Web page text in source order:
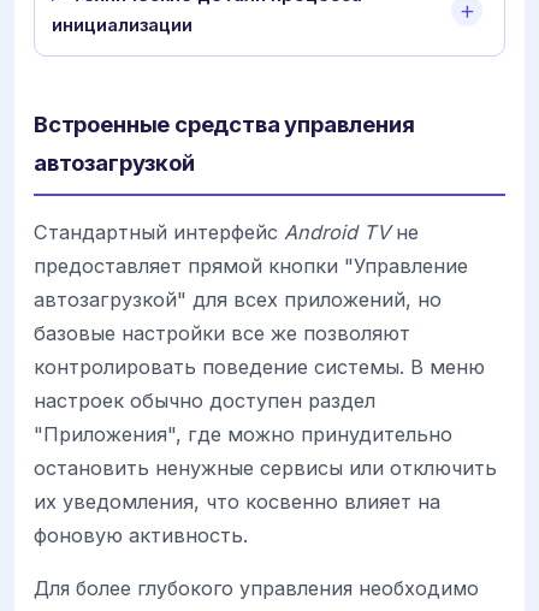
инициализации
Встроенные средства управления
автозагрузкой
Стандартный интерфейс Android TVне
предоставляет прямой кнопки "Управление
автозагрузкой" для всех приложений, но
базовые настройки все же позволяют
контролировать поведение системы. В меню
настроек обычно доступен раздел
"Приложения", где можно принудительно
остановить ненужные сервисы или отключить
их уведомления, что косвенно влияет на
фоновую активность.
Для более глубокого управления необходимо